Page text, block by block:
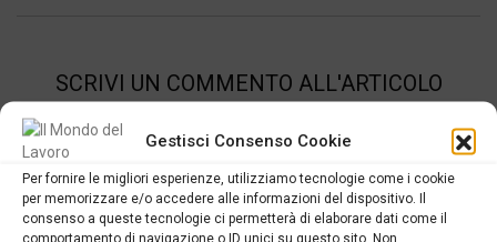
Gestisci Consenso Cookie
Per fornire le migliori esperienze, utilizziamo tecnologie come i cookie
per memorizzare e/o accedere alle informazioni del dispositivo. Il
consenso a queste tecnologie ci permetterà di elaborare dati come il
comportamento di navigazione o ID unici su questo sito. Non
SCRIVI UN COMMENTO ALL'ARTICOLO